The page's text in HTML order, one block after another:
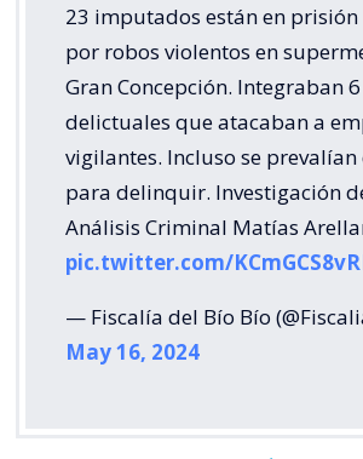
23 imputados están en
por robos violentos en
Gran Concepción. Integraban
delictuales que atacaban a
vigilantes. Incluso se
para delinquir. Investigación
Análisis Criminal Matías
pic.twitter.com/
— Fiscalía del Bío Bío
May 16, 2024